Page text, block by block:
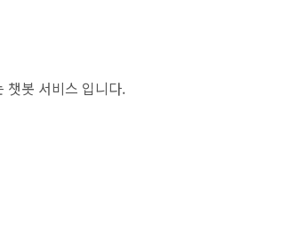
챗봇 서비스 입니다.